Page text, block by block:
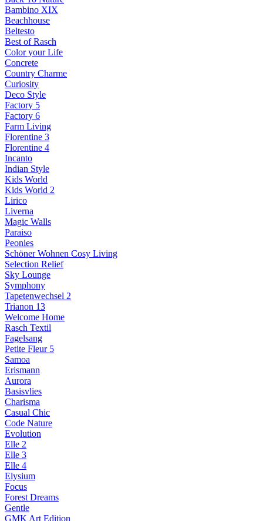
Bambino XIX
Beachhouse
Beltesto
Best of Rasch
Color your Life
Concrete
Country Charme
Curiosity
Deco Style
Factory 5
Factory 6
Farm Living
Florentine 3
Florentine 4
Incanto
Indian Style
Kids World
Kids World 2
Lirico
Liverna
Magic Walls
Paraiso
Peonies
Schöner Wohnen Cosy Living
Selection Relief
Sky Lounge
Symphony
Tapetenwechsel 2
Trianon 13
Welcome Home
Rasch Textil
Fagelsang
Petite Fleur 5
Samoa
Erismann
Aurora
Basisvlies
Charisma
Casual Chic
Code Nature
Evolution
Elle 2
Elle 3
Elle 4
Elysium
Focus
Forest Dreams
Gentle
GMK Art Edition